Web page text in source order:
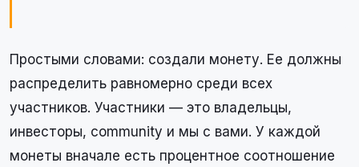
Простыми словами: создали монету. Ее должны
распределить равномерно среди всех
участников. Участники — это владельцы,
инвесторы, community и мы с вами. У каждой
монеты вначале есть процентное соотношение